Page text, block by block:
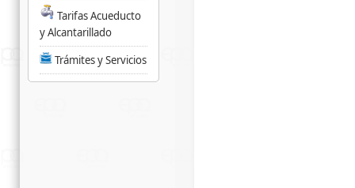
Tarifas Acueducto
y Alcantarillado
Trámites y Servicios